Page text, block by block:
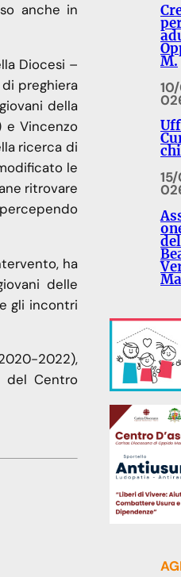
anche in
Diocesi –
preghiera
della
e Vincenzo
ricerca di
le
ritrovare
ha
delle
gli incontri
2022),
del Centro
M.